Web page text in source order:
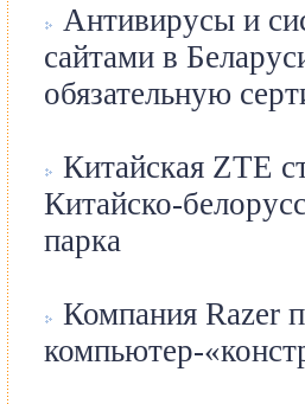
Антивирусы и
сайтами в
обязательную
Китайская ZTE
Китайско-
парка
Компания Razer
компьютер-